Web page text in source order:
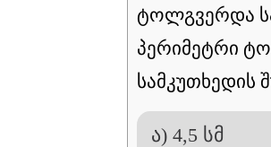
ტოლგვერდა
პერიმეტრი
სამკუთხედის
ა) 4,5 სმ